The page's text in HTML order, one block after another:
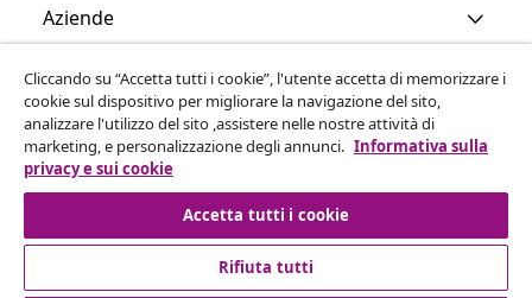
Aziende
vidaXL
Scopri di più
Cliccando su “Accetta tutti i cookie”, l'utente accetta di memorizzare i
cookie sul dispositivo per migliorare la navigazione del sito,
analizzare l'utilizzo del sito ,assistere nelle nostre attività di
marketing, e personalizzazione degli annunci. Informativa sulla
privacy e sui cookie
Accetta tutti i cookie
Rifiuta tutti